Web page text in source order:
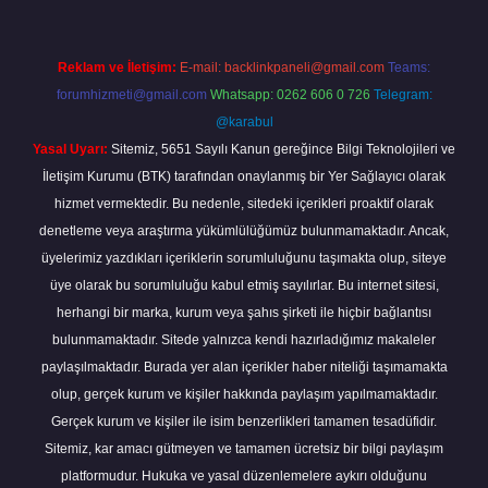
Reklam ve İletişim: E-mail: backlinkpaneli@gmail.com Teams:
forumhizmeti@gmail.com Whatsapp: 0262 606 0 726 Telegram:
@karabul
Yasal Uyarı: Sitemiz, 5651 Sayılı Kanun gereğince Bilgi Teknolojileri ve
İletişim Kurumu (BTK) tarafından onaylanmış bir Yer Sağlayıcı olarak
hizmet vermektedir. Bu nedenle, sitedeki içerikleri proaktif olarak
denetleme veya araştırma yükümlülüğümüz bulunmamaktadır. Ancak,
üyelerimiz yazdıkları içeriklerin sorumluluğunu taşımakta olup, siteye
üye olarak bu sorumluluğu kabul etmiş sayılırlar. Bu internet sitesi,
herhangi bir marka, kurum veya şahıs şirketi ile hiçbir bağlantısı
bulunmamaktadır. Sitede yalnızca kendi hazırladığımız makaleler
paylaşılmaktadır. Burada yer alan içerikler haber niteliği taşımamakta
olup, gerçek kurum ve kişiler hakkında paylaşım yapılmamaktadır.
Gerçek kurum ve kişiler ile isim benzerlikleri tamamen tesadüfidir.
Sitemiz, kar amacı gütmeyen ve tamamen ücretsiz bir bilgi paylaşım
platformudur. Hukuka ve yasal düzenlemelere aykırı olduğunu